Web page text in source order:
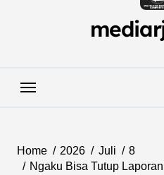
Home 2026 Juli
8
Ngaku Bisa Tutup